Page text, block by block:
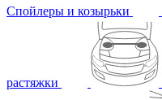
Спойлеры и козырьки
растяжки